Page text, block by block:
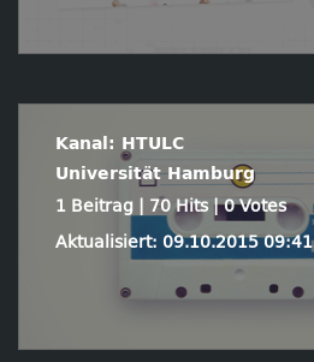
Kanal: HTULC
Universität Hamburg
1 Beitrag | 70 Hits | 0 Votes
Aktualisiert: 09.10.2015 09:41